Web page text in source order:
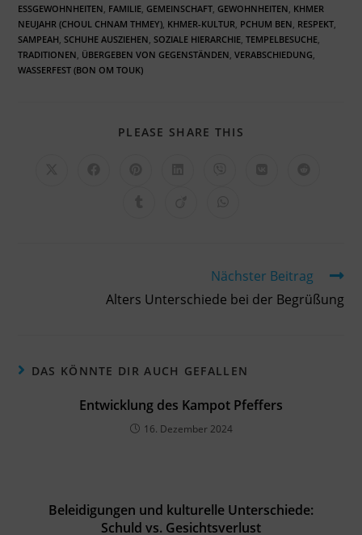
ESSGEWOHNHEITEN FAMILIE GEMEINSCHAFT GEWOHNHEITEN KHMER
NEUJAHR (CHOUL CHNAM THMEY) KHMER-KULTUR PCHUM BEN RESPEKT
SAMPEAH SCHUHE AUSZIEHEN SOZIALE HIERARCHIE TEMPELBESUCHE
TRADITIONEN ÜBERGEBEN VON GEGENSTÄNDEN VERABSCHIEDUNG
WASSERFEST (BON OM TOUK)
PLEASE SHARE THIS
Nächster Beitrag
Alters Unterschiede bei der Begrüßung
DAS KÖNNTE DIR AUCH GEFALLEN
Entwicklung des Kampot Pfeffers
16. Dezember 2024
Beleidigungen und kulturelle Unterschiede:
Schuld vs. Gesichtsverlust